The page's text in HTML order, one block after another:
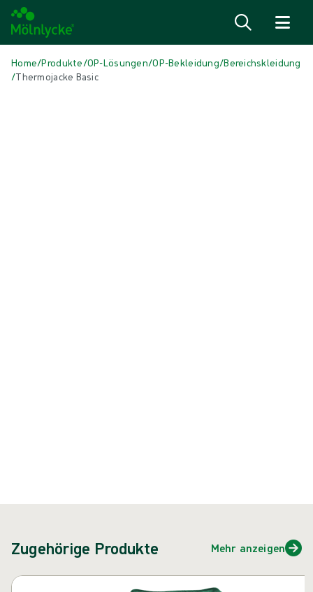
Home/Produkte/OP-Lösungen/OP-Bekleidung/Bereichskleidung
/Thermojacke Basic
Zugehörige Produkte Mehr anzeigen